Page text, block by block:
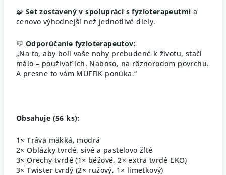
🧩 Set zostavený v spolupráci s fyzioterapeutmi a
cenovo výhodnejší než jednotlivé diely.
💬 Odporúčanie fyzioterapeutov:
„Na to, aby boli vaše nohy prebudené k životu, stačí
málo – používať ich. Naboso, na rôznorodom povrchu.
A presne to vám MUFFIK ponúka.“
Obsahuje (56 ks):
1× Tráva mäkká, modrá
2× Oblázky tvrdé, sivé a pastelovo žlté
3× Orechy tvrdé (1× béžové, 2× extra tvrdé EKO)
3× Twister tvrdý (2× ružový, 1× limetkový)